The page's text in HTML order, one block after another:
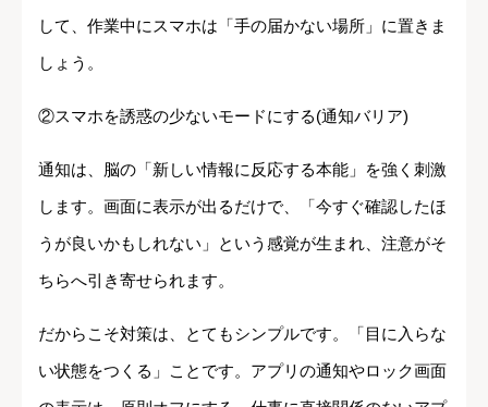
して、作業中にスマホは「手の届かない場所」に置きま
しょう。
②スマホを誘惑の少ないモードにする(通知バリア)
通知は、脳の「新しい情報に反応する本能」を強く刺激
します。画面に表示が出るだけで、「今すぐ確認したほ
うが良いかもしれない」という感覚が生まれ、注意がそ
ちらへ引き寄せられます。
だからこそ対策は、とてもシンプルです。「目に入らな
い状態をつくる」ことです。アプリの通知やロック画面